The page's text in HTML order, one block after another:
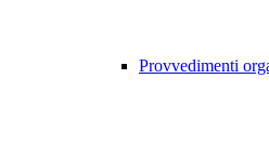
Provvedimenti